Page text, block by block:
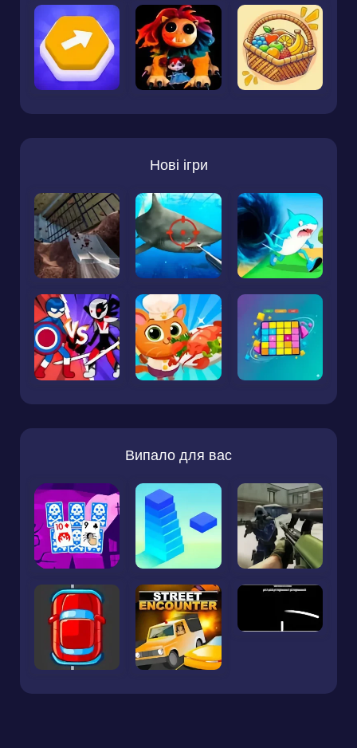
Нові ігри
Випало для вас